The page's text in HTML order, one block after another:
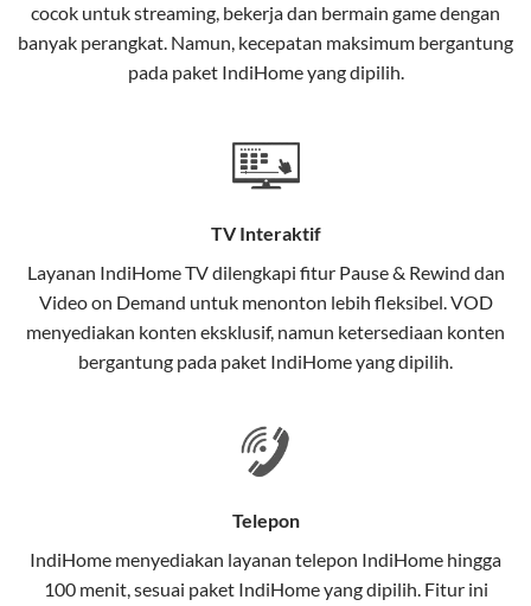
Selain internet, layanan IndiHome juga mencakup TV
interaktif (IndiHome TV) dan telepon rumah dalam
satu paket.
Teknologi di Balik WiFi IndiHome
Wifi IndiHome menggunakan teknologi Fiber To The
menggunakan kabel serat optik hingga ke rumah
pelanggan. Teknologi ini memiliki beberapa
keunggulan:
Kecepatan Tinggi
dibandingkan kabel tembaga atau DSL.
elektromagnetik, sehingga koneksi tetap lancar.
cocok untuk streaming, bekerja dan bermain game dengan
banyak perangkat. Namun, kecepatan maksimum bergantung
pada paket IndiHome yang dipilih.
TV Interaktif
Layanan IndiHome TVdilengkapi fitur Pause & Rewind dan
Video on Demand untuk menonton lebih fleksibel. VOD
menyediakan konten eksklusif, namun ketersediaan konten
bergantung pada paket IndiHome yang dipilih.
Telepon
IndiHome menyediakan layanan telepon IndiHome hingga
100 menit, sesuai paket IndiHome yang dipilih. Fitur ini